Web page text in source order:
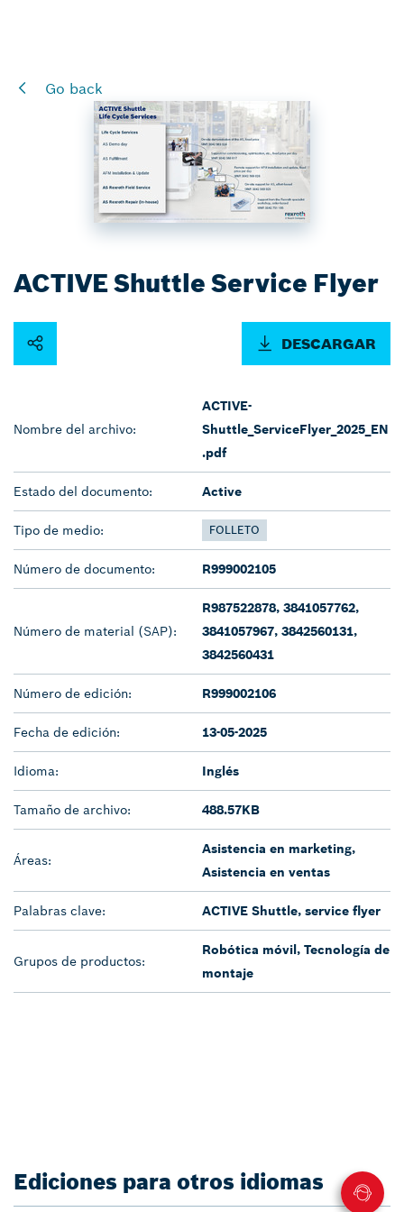
Go back
ACTIVE Shuttle Service Flyer
DESCARGAR
Nombre del archivo:
ACTIVE-
Shuttle_ServiceFlyer_2025_EN
.pdf
Estado del documento: Active
Tipo de medio: FOLLETO
Número de documento: R999002105
Número de material (SAP):
R987522878, 3841057762,
3841057967, 3842560131,
3842560431
Número de edición: R999002106
Fecha de edición: 13-05-2025
Idioma: Inglés
Tamaño de archivo: 488.57KB
Áreas:
Asistencia en marketing,
Asistencia en ventas
Palabras clave: ACTIVE Shuttle, service flyer
Grupos de productos:
Robótica móvil, Tecnología de
montaje
Ediciones para otros idiomas